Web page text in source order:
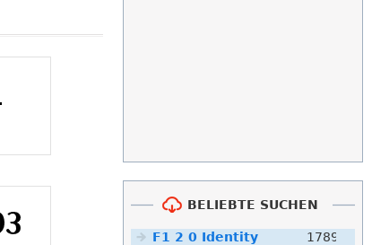
BELIEBTE SUCHEN
F1 2 0 Identity
1789